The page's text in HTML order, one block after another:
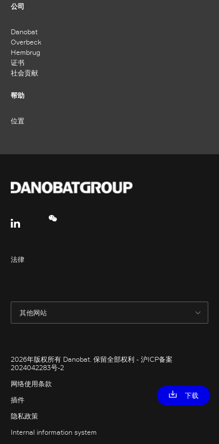
下载
公司
Danobat
Overbeck
Hembrug
证书
社会贡献
帮助
位置
Footer social links
Footer legal
法律
Other websites
其他网站
Footer copyright
2026年版权所有 Danobat. 保留全部权利 - 沪ICP备案
2024042283号-2
网络使用条款
插件
隐私政策
Internal information system